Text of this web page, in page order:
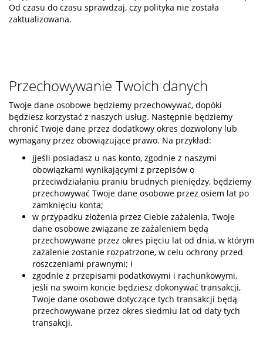
Od czasu do czasu sprawdzaj, czy polityka nie została
zaktualizowana.
Przechowywanie Twoich danych
Twoje dane osobowe będziemy przechowywać, dopóki
będziesz korzystać z naszych usług. Następnie będziemy
chronić Twoje dane przez dodatkowy okres dozwolony lub
wymagany przez obowiązujące prawo. Na przykład:
jjeśli posiadasz u nas konto, zgodnie z naszymi
obowiązkami wynikającymi z przepisów o
przeciwdziałaniu praniu brudnych pieniędzy, będziemy
przechowywać Twoje dane osobowe przez osiem lat po
zamknięciu konta;
w przypadku złożenia przez Ciebie zażalenia, Twoje
dane osobowe związane ze zażaleniem będą
przechowywane przez okres pięciu lat od dnia, w którym
zażalenie zostanie rozpatrzone, w celu ochrony przed
roszczeniami prawnymi; i
zgodnie z przepisami podatkowymi i rachunkowymi,
jeśli na swoim koncie będziesz dokonywać transakcji,
Twoje dane osobowe dotyczące tych transakcji będą
przechowywane przez okres siedmiu lat od daty tych
transakcji.